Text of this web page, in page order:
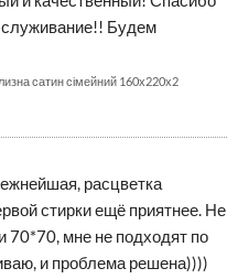
Будем
сатин сімейний 160х220х2
расцветка
стирки ещё приятнее. Не
70*70, мне не подходят по
и проблема решена))))